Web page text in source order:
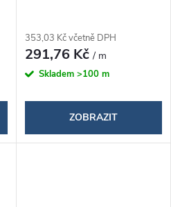
353,03 Kč včetně DPH
291,76 Kč/ m
Skladem >100 m
ZOBRAZIT